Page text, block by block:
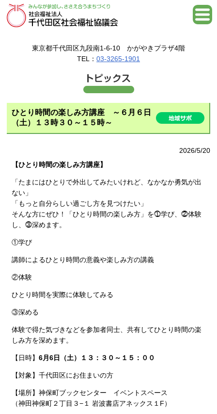
東京都千代田区九段南1-6-10 かがやきプラザ4階
TEL： 03-3265-1901
ひとり時間の楽しみ方講座 ～６月６日
（土）１３時３０～１５時～
2026/5/20
【ひとり時間の楽しみ方講座】
「たまにはひとりで外出してみたいけれど、なかなか勇気が出
ない」
「もっと自分らしい過ごし方を見つけたい」
そんな方にぜひ！「ひとり時間の楽しみ方」を⓵学び、⓶体験
し、⓷深めます。
①学び
講師によるひとり時間の意義や楽しみ方の講義
②体験
ひとり時間を実際に体験してみる
③深める
体験で得た気づきなどを参加者同士、共有してひとり時間の楽
しみ方を深めます。
【日時】 6月6日（土）１３：３０～１５：００
【対象】千代田区にお住まいの方
【場所】神保町ブックセンター イベントスペース
（神田神保町２丁目３−１ 岩波書店アネックス１F）